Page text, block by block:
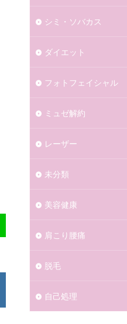
シミ・ソバカス
ダイエット
フォトフェイシャル
ミュゼ解約
レーザー
未分類
美容健康
肩こり腰痛
脱毛
自己処理